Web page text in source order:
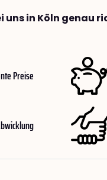
uns in Köln genau
Preise